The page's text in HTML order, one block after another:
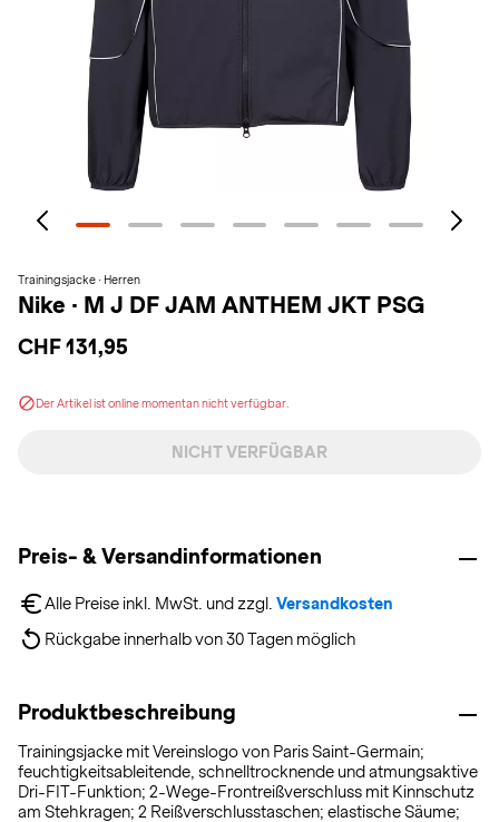
Trainingsjacke · Herren
Nike · M J DF JAM ANTHEM JKT PSG
CHF 131,95
Der Artikel ist online momentan nicht verfügbar.
NICHT VERFÜGBAR
Preis- & Versandinformationen
Alle Preise inkl. MwSt. und zzgl. Versandkosten
Rückgabe innerhalb von 30 Tagen möglich
Produktbeschreibung
Trainingsjacke mit Vereinslogo von Paris Saint-Germain;
feuchtigkeitsableitende, schnelltrocknende und atmungsaktive
Dri-FIT-Funktion; 2-Wege-Frontreißverschluss mit Kinnschutz
am Stehkragen; 2 Reißverschlusstaschen; elastische Säume;